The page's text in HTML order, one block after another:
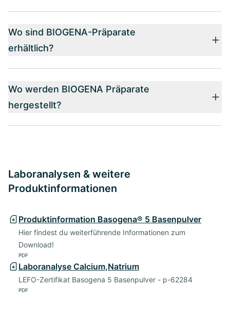
Wo sind BIOGENA-Präparate
erhältlich?
Wo werden BIOGENA Präparate
hergestellt?
Laboranalysen & weitere
Produktinformationen
Produktinformation Basogena® 5 Basenpulver
Hier findest du weiterführende Informationen zum
Download!
PDF
Laboranalyse Calcium,Natrium
LEFO-Zertifikat Basogena 5 Basenpulver - p-62284
PDF